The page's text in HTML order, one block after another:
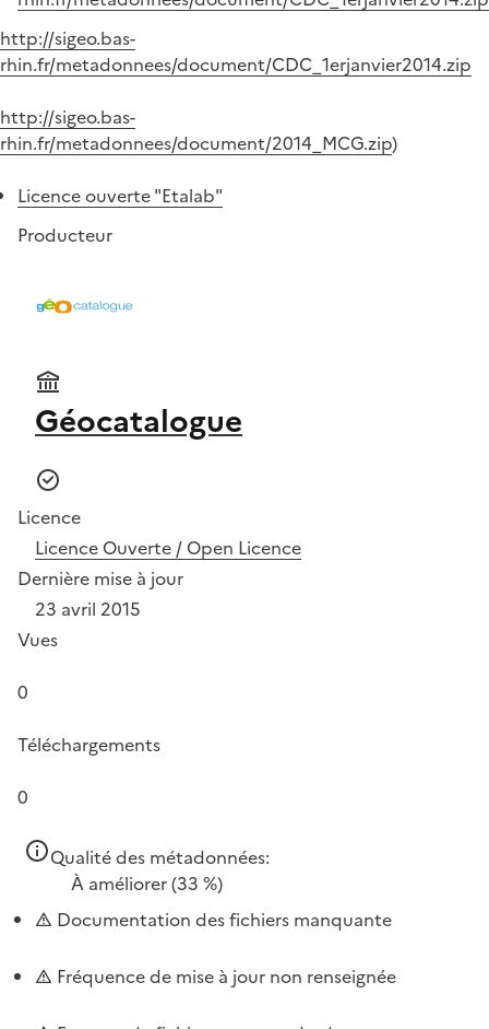
http://sigeo.bas-
rhin.fr/metadonnees/document/CDC_1erjanvier2014.zip
http://sigeo.bas-
rhin.fr/metadonnees/document/2014_MCG.zip)
Licence ouverte "Etalab"
Producteur
Géocatalogue
Licence
Licence Ouverte / Open Licence
Dernière mise à jour
23 avril 2015
Vues
0
Téléchargements
0
Qualité des métadonnées:
À améliorer(33 %)
Documentation des fichiers manquante
Fréquence de mise à jour non renseignée